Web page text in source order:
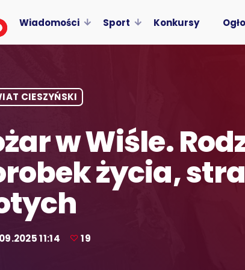
Wiadomości Sport Konkursy
CIESZYŃSKI
w Wiśle.
życia,
11:14 19